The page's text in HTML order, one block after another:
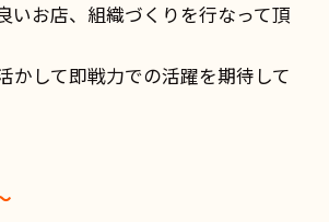
いお店、組織づくりを行なって頂
かして即戦力での活躍を期待して